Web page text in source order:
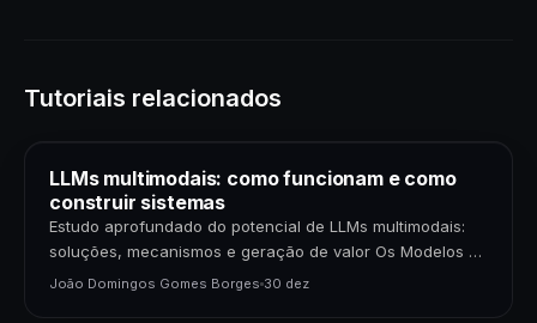
Tutoriais relacionados
LLMs multimodais: como funcionam e como
construir sistemas
Estudo aprofundado do potencial de LLMs multimodais:
soluções, mecanismos e geração de valor Os Modelos de
Linguagem de Grande Porte (LLMs) multimodais
João Domingos Gomes Borges 30 dez